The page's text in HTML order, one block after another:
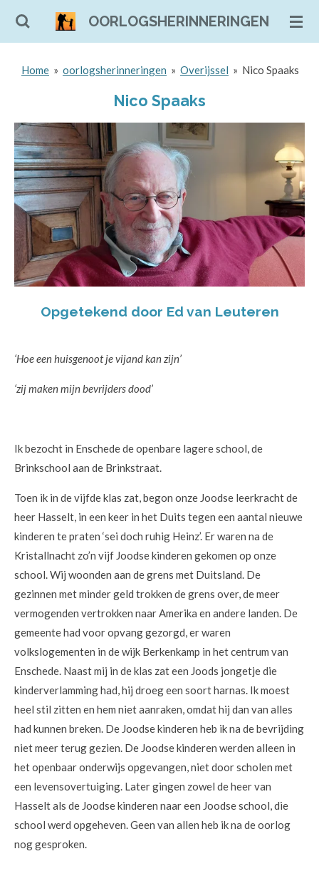
Ga
OORLOGSHERINNERINGEN
Home » oorlogsherinneringen » Overijssel » Nico Spaaks
Nico Spaaks
Opgetekend door Ed van Leuteren
‘Hoe een huisgenoot je vijand kan zijn’
‘zij maken mijn bevrijders dood’
Ik bezocht in Enschede de openbare lagere school, de
Brinkschool aan de Brinkstraat.
Toen ik in de vijfde klas zat, begon onze Joodse leerkracht de
heer Hasselt, in een keer in het Duits tegen een aantal nieuwe
kinderen te praten ‘sei doch ruhig Heinz’. Er waren na de
Kristallnacht zo’n vijf Joodse kinderen gekomen op onze
school. Wij woonden aan de grens met Duitsland. De
gezinnen met minder geld trokken de grens over, de meer
vermogenden vertrokken naar Amerika en andere landen. De
gemeente had voor opvang gezorgd, er waren
volkslogementen in de wijk Berkenkamp in het centrum van
Enschede. Naast mij in de klas zat een Joods jongetje die
kinderverlamming had, hij droeg een soort harnas. Ik moest
heel stil zitten en hem niet aanraken, omdat hij dan van alles
had kunnen breken. De Joodse kinderen heb ik na de bevrijding
niet meer terug gezien. De Joodse kinderen werden alleen in
het openbaar onderwijs opgevangen, niet door scholen met
een levensovertuiging. Later gingen zowel de heer van
Hasselt als de Joodse kinderen naar een Joodse school, die
school werd opgeheven. Geen van allen heb ik na de oorlog
nog gesproken.